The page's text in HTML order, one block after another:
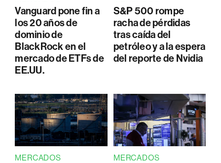
Vanguard pone fin a
los 20 años de
dominio de
BlackRock en el
mercado de ETFs de
EE.UU.
S&P 500 rompe
racha de pérdidas
tras caída del
petróleo y a la espera
del reporte de Nvidia
MERCADOS MERCADOS